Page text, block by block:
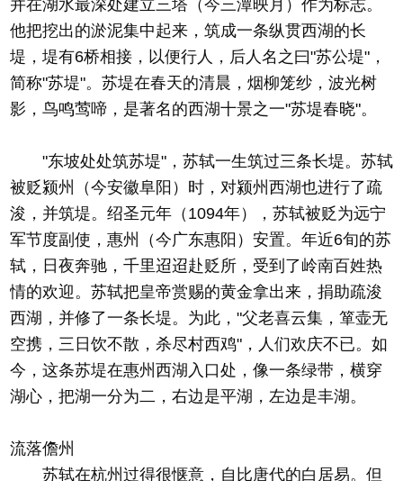
并在湖水最深处建立三塔（今三潭映月）作为标志。
他把挖出的淤泥集中起来，筑成一条纵贯西湖的长
堤，堤有6桥相接，以便行人，后人名之曰"苏公堤"，
简称"苏堤"。苏堤在春天的清晨，烟柳笼纱，波光树
影，鸟鸣莺啼，是著名的西湖十景之一"苏堤春晓"。
"东坡处处筑苏堤"，苏轼一生筑过三条长堤。苏轼
被贬颍州（今安徽阜阳）时，对颍州西湖也进行了疏
浚，并筑堤。绍圣元年（1094年），苏轼被贬为远宁
军节度副使，惠州（今广东惠阳）安置。年近6旬的苏
轼，日夜奔驰，千里迢迢赴贬所，受到了岭南百姓热
情的欢迎。苏轼把皇帝赏赐的黄金拿出来，捐助疏浚
西湖，并修了一条长堤。为此，"父老喜云集，箪壶无
空携，三日饮不散，杀尽村西鸡"，人们欢庆不已。如
今，这条苏堤在惠州西湖入口处，像一条绿带，横穿
湖心，把湖一分为二，右边是平湖，左边是丰湖。
流落儋州
苏轼在杭州过得很惬意，自比唐代的白居易。但